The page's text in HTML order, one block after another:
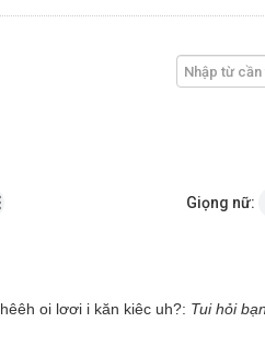
Giọng nữ:
oi lơơi i kăn kiêc uh?: Tui hỏi